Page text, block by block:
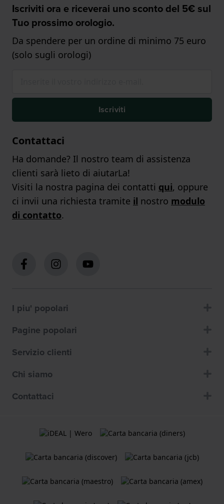
Iscriviti ora e riceverai uno sconto del 5€ sul
Tuo prossimo orologio.
Da spendere per un ordine di minimo 75 euro
(solo sugli orologi)
Iscriviti
Contattaci
Ha domande? Il nostro team di assistenza
clienti sarà lieto di aiutarLa!
Visiti la nostra pagina dei contatti qui, oppure
ci invii una richiesta tramite il nostro modulo
di contatto.
I piu' popolari
Pagine popolari
Servizio clienti
Chi siamo
Contattaci